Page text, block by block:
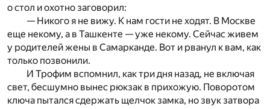
о стол и охотно заговорил:
— Никого я не вижу. К нам гости не ходят. В Москве
еще некому, а в Ташкенте — уже некому. Сейчас живем
у родителей жены в Самарканде. Вот и рванул к вам, как
только позвонили.
И Трофим вспомнил, как три дня назад, не включая
свет, бесшумно вынес рюкзак в прихожую. Поворотом
ключа пытался сдержать щелчок замка, но звук затвора